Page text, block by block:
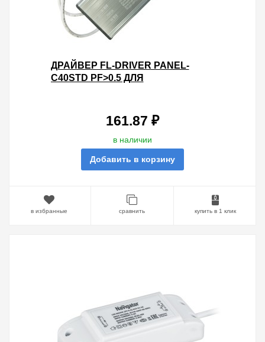
ДРАЙВЕР FL-DRIVER PANEL-
C40STD PF>0.5 ДЛЯ
161.87 ₽
в наличии
Добавить в корзину
в избранные сравнить купить в 1 клик